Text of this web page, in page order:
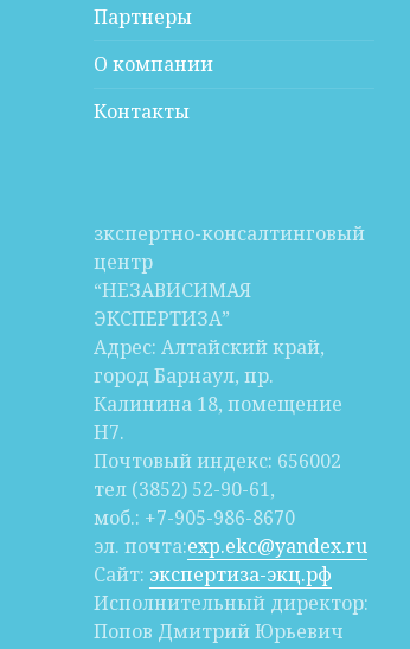
Партнеры
О компании
Контакты
зкспертно-консалтинговый
центр
“НЕЗАВИСИМАЯ
ЭКСПЕРТИЗА”
Адрес: Алтайский край,
город Барнаул, пр.
Калинина 18, помещение
Н7.
Почтовый индекс: 656002
тел (3852) 52-90-61,
моб.: +7-905-986-8670
эл. почта:exp.ekc@yandex.ru
Сайт: экспертиза-экц.рф
Исполнительный директор:
Попов Дмитрий Юрьевич